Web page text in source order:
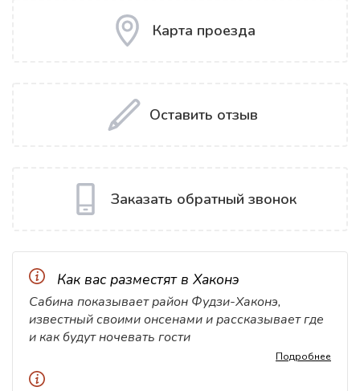
Карта проезда
Оставить отзыв
Заказать обратный звонок
Как вас разместят в Хаконэ
Сабина показывает район Фудзи-Хаконэ,
известный своими онсенами и рассказывает где
и как будут ночевать гости
Подробнее